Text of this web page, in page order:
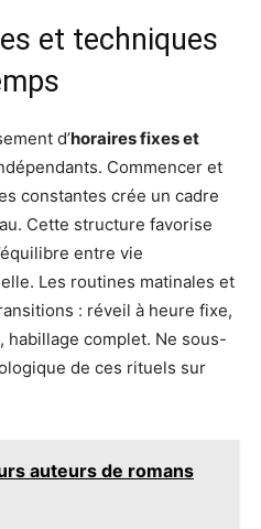
et techniques
d’horaires fixes et
Commencer et
constantes crée un cadre
Cette structure favorise
entre vie
Les routines matinales et
: réveil à heure fixe,
complet. Ne sous-
de ces rituels sur
auteurs de romans